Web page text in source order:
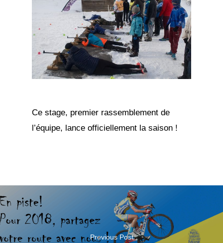
Ce stage, premier rassemblement de
l’équipe, lance officiellement la saison !
Previous Post